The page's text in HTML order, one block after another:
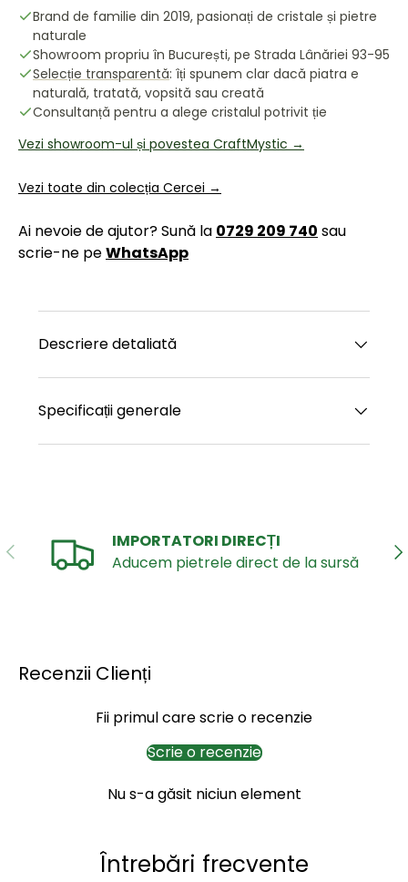
Brand de familie din 2019, pasionați de cristale și pietre
naturale
Showroom propriu în București, pe Strada Lânăriei 93-95
Selecție transparentă: îți spunem clar dacă piatra e
naturală, tratată, vopsită sau creată
Consultanță pentru a alege cristalul potrivit ție
Vezi showroom-ul și povestea CraftMystic →
Vezi toate din colecția Cercei →
Ai nevoie de ajutor? Sună la 0729 209 740 sau
scrie-ne peWhatsApp
Descriere detaliată
Specificații generale
ANTERIOR
IMPORTATORI DIRECȚI
Aducem pietrele direct de la sursă
Recenzii Clienți
Fii primul care scrie o recenzie
Scrie o recenzie
Nu s-a găsit niciun element
Întrebări frecvente